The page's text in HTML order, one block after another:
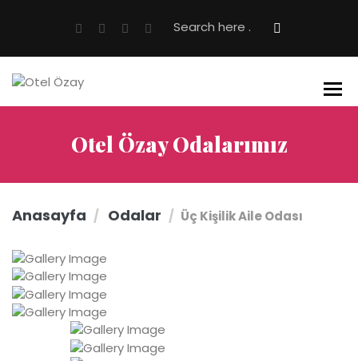
Otel Özay Odalarımız
Anasayfa Odalar Üç Kişilik Aile Odası